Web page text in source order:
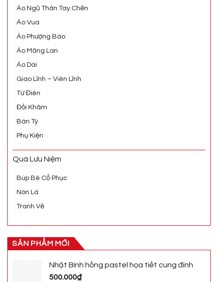
Áo Ngũ Thân Tay Chẽn
Áo Vua
Áo Phượng Bào
Áo Mãng Lan
Áo Dài
Giao Lĩnh – Viên Lĩnh
Tứ Điên
Đối Khâm
Bán Tý
Phụ Kiện
Quà Lưu Niệm
Búp Bê Cổ Phục
Nón Lá
Tranh Vẽ
SẢN PHẨM MỚI
Nhật Bình hồng pastel họa tiết cung đình
500.000₫